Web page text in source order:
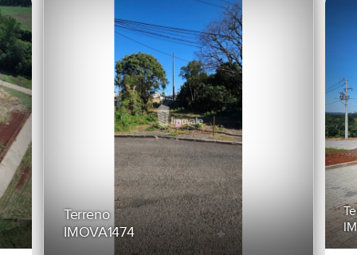
Terreno
IMOVA1474